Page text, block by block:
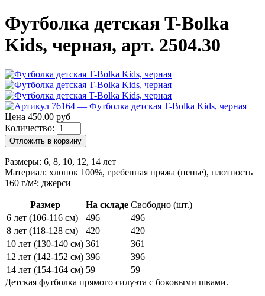
Футболка детская T-Bolka
Kids, черная, арт. 2504.30
Цена 450.00 руб
Количество:
Отложить в корзину
Размеры: 6, 8, 10, 12, 14 лет
Материал: хлопок 100%, гребенная пряжа (пенье), плотность
160 г/м²; джерси
Размер На складе Свободно (шт.)
6 лет (106-116 см)
496
496
8 лет (118-128 см)
420
420
10 лет (130-140 см) 361
361
12 лет (142-152 см) 396
396
14 лет (154-164 см) 59
59
Детская футболка прямого силуэта с боковыми швами.